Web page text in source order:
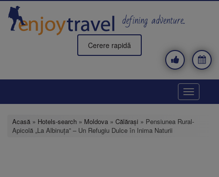
Mergi
conţinutul
principal
defining adventure..
Cerere rapidă
Toggle
Acasă » Hotels-search » Moldova » Călărași » Pensiunea Rural-
Apicolă „La Albinuța” – Un Refugiu Dulce în Inima Naturii